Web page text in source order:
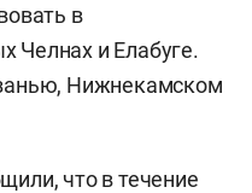
в
Челнах и Елабуге.
Нижнекамском
, что в течение